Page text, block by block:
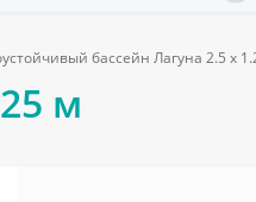
бассейн Лагуна 2.5 х
м